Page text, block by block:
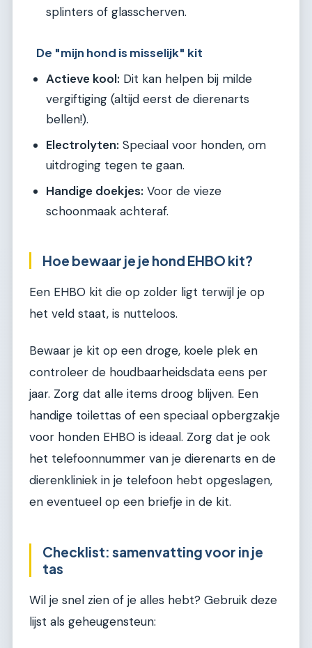
splinters of glasscherven.
De "mijn hond is misselijk" kit
Actieve kool: Dit kan helpen bij milde
vergiftiging (altijd eerst de dierenarts
bellen!).
Electrolyten: Speciaal voor honden, om
uitdroging tegen te gaan.
Handige doekjes: Voor de vieze
schoonmaak achteraf.
Hoe bewaar je je hond EHBO kit?
Een EHBO kit die op zolder ligt terwijl je op
het veld staat, is nutteloos.
Bewaar je kit op een droge, koele plek en
controleer de houdbaarheidsdata eens per
jaar. Zorg dat alle items droog blijven. Een
handige toilettas of een speciaal opbergzakje
voor honden EHBO is ideaal. Zorg dat je ook
het telefoonnummer van je dierenarts en de
dierenkliniek in je telefoon hebt opgeslagen,
en eventueel op een briefje in de kit.
Checklist: samenvatting voor in je
tas
Wil je snel zien of je alles hebt? Gebruik deze
lijst als geheugensteun: